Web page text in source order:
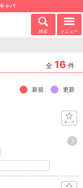
ャバ
検索 メニュー
全 16 件
新規 更新